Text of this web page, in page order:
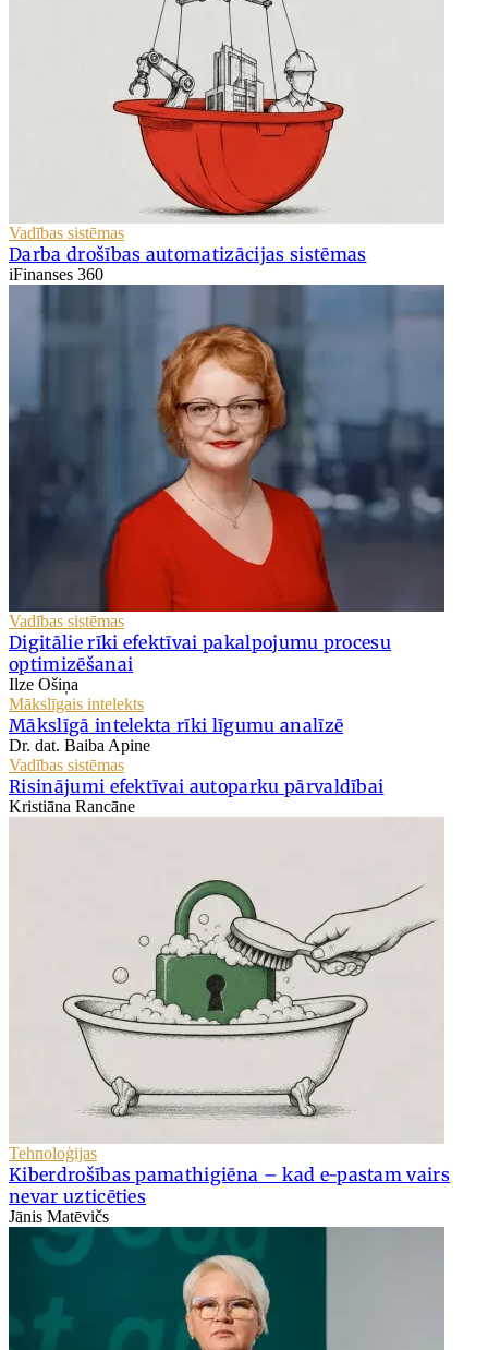
Vadības sistēmas
Darba drošības automatizācijas sistēmas
iFinanses 360
Vadības sistēmas
Digitālie rīki efektīvai pakalpojumu procesu
optimizēšanai
Ilze Ošiņa
Mākslīgais intelekts
Mākslīgā intelekta rīki līgumu analīzē
Dr. dat. Baiba Apine
Vadības sistēmas
Risinājumi efektīvai autoparku pārvaldībai
Kristiāna Rancāne
Tehnoloģijas
Kiberdrošības pamathigiēna – kad e-pastam vairs
nevar uzticēties
Jānis Matēvičs